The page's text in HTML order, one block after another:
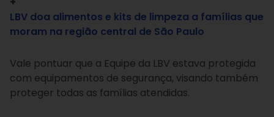
LBV doa alimentos e kits de limpeza a famílias que
moram na região central de São Paulo
Vale pontuar que a Equipe da LBV estava protegida
com equipamentos de segurança, visando também
proteger todas as famílias atendidas.